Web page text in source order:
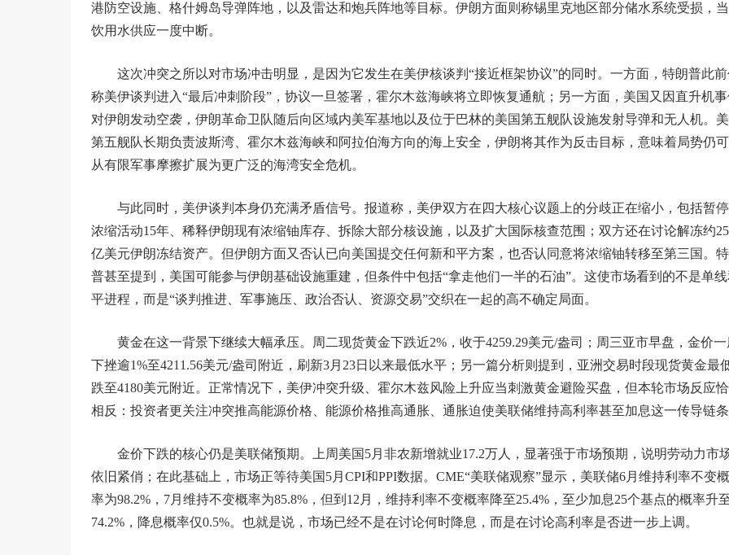
港防空设施、格什姆岛导弹阵地，以及雷达和炮兵阵地等目标。伊朗方面则称锡里克地区部分储水系统受损，
饮用水供应一度中断。
这次冲突之所以对市场冲击明显，是因为它发生在美伊核谈判“接近框架协议”的同时。一方面，特朗普此前
称美伊谈判进入“最后冲刺阶段”，协议一旦签署，霍尔木兹海峡将立即恢复通航；另一方面，美国又因直升机
对伊朗发动空袭，伊朗革命卫队随后向区域内美军基地以及位于巴林的美国第五舰队设施发射导弹和无人机。美
第五舰队长期负责波斯湾、霍尔木兹海峡和阿拉伯海方向的海上安全，伊朗将其作为反击目标，意味着局势仍
从有限军事摩擦扩展为更广泛的海湾安全危机。
与此同时，美伊谈判本身仍充满矛盾信号。报道称，美伊双方在四大核心议题上的分歧正在缩小，包括暂
浓缩活动15年、稀释伊朗现有浓缩铀库存、拆除大部分核设施，以及扩大国际核查范围；双方还在讨论解冻约
亿美元伊朗冻结资产。但伊朗方面又否认已向美国提交任何新和平方案，也否认同意将浓缩铀转移至第三国。
普甚至提到，美国可能参与伊朗基础设施重建，但条件中包括“拿走他们一半的石油”。这使市场看到的不是单线
平进程，而是“谈判推进、军事施压、政治否认、资源交易”交织在一起的高不确定局面。
黄金在这一背景下继续大幅承压。周二现货黄金下跌近2%，收于4259.29美元/盎司；周三亚市早盘，金价一
下挫逾1%至4211.56美元/盎司附近，刷新3月23日以来最低水平；另一篇分析则提到，亚洲交易时段现货黄金最
跌至4180美元附近。正常情况下，美伊冲突升级、霍尔木兹风险上升应当刺激黄金避险买盘，但本轮市场反应
相反：投资者更关注冲突推高能源价格、能源价格推高通胀、通胀迫使美联储维持高利率甚至加息这一传导链条
金价下跌的核心仍是美联储预期。上周美国5月非农新增就业17.2万人，显著强于市场预期，说明劳动力市
依旧紧俏；在此基础上，市场正等待美国5月CPI和PPI数据。CME“美联储观察”显示，美联储6月维持利率不变概
率为98.2%，7月维持不变概率为85.8%，但到12月，维持利率不变概率降至25.4%，至少加息25个基点的概率升
74.2%，降息概率仅0.5%。也就是说，市场已经不是在讨论何时降息，而是在讨论高利率是否进一步上调。